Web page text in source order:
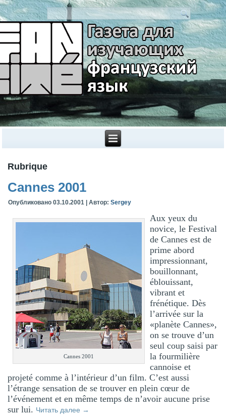
Rubrique
Cannes 2001
Опубликовано 03.10.2001 |Автор: Sergey
Cannes 2001
Aux yeux du
novice, le Festival
de Cannes est de
prime abord
impressionnant,
bouillonnant,
éblouissant,
vibrant et
frénétique. Dès
l’arrivée sur la
«planète Cannes»,
on se trouve d’un
seul coup saisi par
la fourmilière
cannoise et
projeté comme à l’intérieur d’un film. C’est aussi
l’étrange sensation de se trouver en plein cœur de
l’événement et en même temps de n’avoir aucune prise
sur lui. Читать далее →